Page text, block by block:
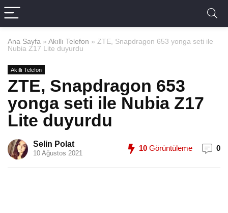
Ana Sayfa » Akıllı Telefon » ZTE, Snapdragon 653 yonga seti ile
Nubia Z17 Lite duyurdu
Akıllı Telefon
ZTE, Snapdragon 653
yonga seti ile Nubia Z17
Lite duyurdu
Selin Polat
10 Ağustos 2021
10 Görüntüleme 0